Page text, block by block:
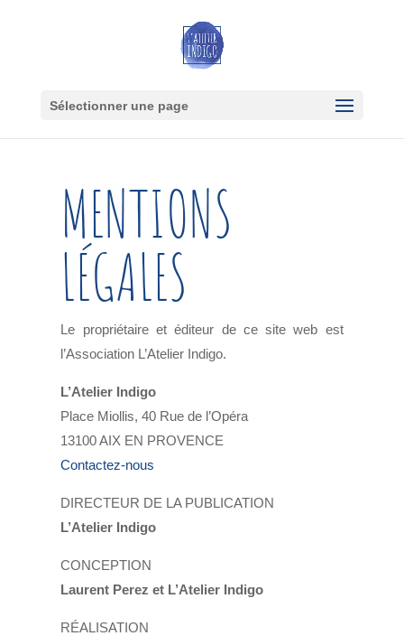
Sélectionner une page
MENTIONS
LÉGALES
Le propriétaire et éditeur de ce site web est
l’Association L’Atelier Indigo.
L’Atelier Indigo
Place Miollis, 40 Rue de l’Opéra
13100 AIX EN PROVENCE
Contactez-nous
DIRECTEUR DE LA PUBLICATION
L’Atelier Indigo
CONCEPTION
Laurent Perez et L’Atelier Indigo
RÉALISATION